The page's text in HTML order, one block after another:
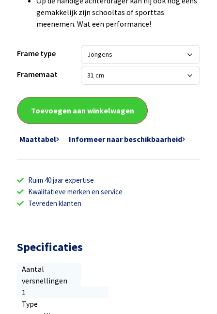
gemakkelijk zijn schooltas of sporttas
meenemen. Wat een performance!
Frame type
Framemaat
Toevoegen aan winkelwagen
Maattabel Informeer naar beschikbaarheid
Ruim 40 jaar expertise
Kwalitatieve merken en service
Tevreden klanten
Specificaties
Aantal
versnellingen
1
Type